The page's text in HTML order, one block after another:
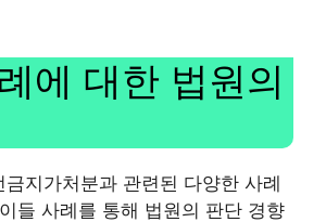
에 대한 법원의
금지가처분과 관련된 다양한 사례
들 사례를 통해 법원의 판단 경향